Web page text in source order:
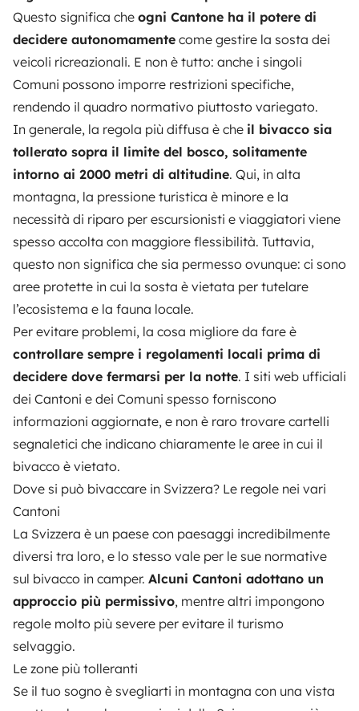
Questo significa che ogni Cantone ha il potere di
decidere autonomamente come gestire la sosta dei
veicoli ricreazionali. E non è tutto: anche i singoli
Comuni possono imporre restrizioni specifiche,
rendendo il quadro normativo piuttosto variegato.
In generale, la regola più diffusa è che il bivacco sia
tollerato sopra il limite del bosco, solitamente
intorno ai 2000 metri di altitudine. Qui, in alta
montagna, la pressione turistica è minore e la
necessità di riparo per escursionisti e viaggiatori viene
spesso accolta con maggiore flessibilità. Tuttavia,
questo non significa che sia permesso ovunque: ci sono
aree protette in cui la sosta è vietata per tutelare
l’ecosistema e la fauna locale.
Per evitare problemi, la cosa migliore da fare è
controllare sempre i regolamenti locali prima di
decidere dove fermarsi per la notte. I siti web ufficiali
dei Cantoni e dei Comuni spesso forniscono
informazioni aggiornate, e non è raro trovare cartelli
segnaletici che indicano chiaramente le aree in cui il
bivacco è vietato.
Dove si può bivaccare in Svizzera? Le regole nei vari
Cantoni
La Svizzera è un paese con paesaggi incredibilmente
diversi tra loro, e lo stesso vale per le sue normative
sul bivacco in camper. Alcuni Cantoni adottano un
approccio più permissivo, mentre altri impongono
regole molto più severe per evitare il turismo
selvaggio.
Le zone più tolleranti
Se il tuo sogno è svegliarti in montagna con una vista